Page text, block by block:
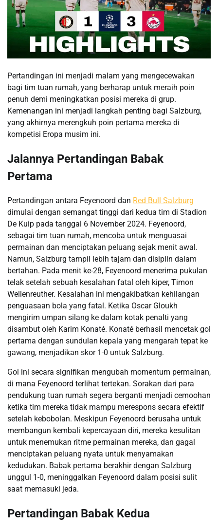
Pertandingan ini menjadi malam yang mengecewakan
bagi tim tuan rumah, yang berharap untuk meraih poin
penuh demi meningkatkan posisi mereka di grup.
Kemenangan ini menjadi langkah penting bagi Salzburg,
yang akhirnya merengkuh poin pertama mereka di
kompetisi Eropa musim ini.
Jalannya Pertandingan Babak
Pertama
Pertandingan antara Feyenoord dan Red Bull Salzburg
dimulai dengan semangat tinggi dari kedua tim di Stadion
De Kuip pada tanggal 6 November 2024. Feyenoord,
sebagai tim tuan rumah, mencoba untuk menguasai
permainan dan menciptakan peluang sejak menit awal.
Namun, Salzburg tampil lebih tajam dan disiplin dalam
bertahan. Pada menit ke-28, Feyenoord menerima pukulan
telak setelah sebuah kesalahan fatal oleh kiper, Timon
Wellenreuther. Kesalahan ini mengakibatkan kehilangan
penguasaan bola yang fatal. Ketika Oscar Gloukh
mengirim umpan silang ke dalam kotak penalti yang
disambut oleh Karim Konaté. Konaté berhasil mencetak gol
pertama dengan sundulan kepala yang mengarah tepat ke
gawang, menjadikan skor 1-0 untuk Salzburg.
Gol ini secara signifikan mengubah momentum permainan,
di mana Feyenoord terlihat tertekan. Sorakan dari para
pendukung tuan rumah segera berganti menjadi cemoohan
ketika tim mereka tidak mampu merespons secara efektif
setelah kebobolan. Meskipun Feyenoord berusaha untuk
membangun kembali kepercayaan diri, mereka kesulitan
untuk menemukan ritme permainan mereka, dan gagal
menciptakan peluang nyata untuk menyamakan
kedudukan. ​Babak pertama berakhir dengan Salzburg
unggul 1-0, meninggalkan Feyenoord dalam posisi sulit
saat memasuki jeda.
Pertandingan Babak Kedua